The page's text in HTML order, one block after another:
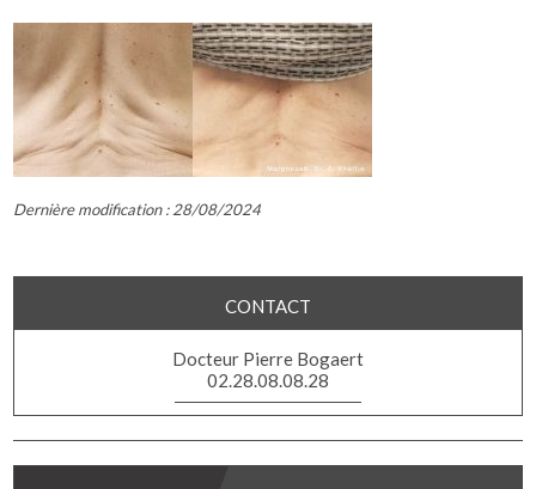
Dernière modification : 28/08/2024
CONTACT
Docteur Pierre Bogaert
02.28.08.08.28